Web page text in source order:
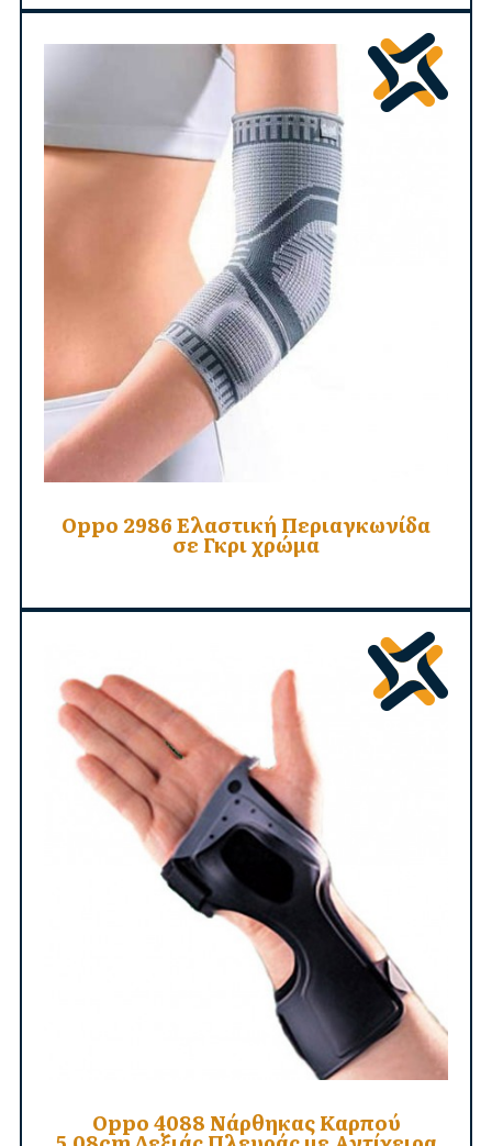
Oppo 2986 Ελαστική Περιαγκωνίδα
σε Γκρι χρώμα
Oppo 4088 Νάρθηκας Καρπού